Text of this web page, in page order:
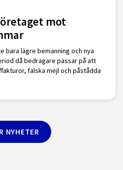
mot
bara lägre bemanning och nya
då bedragare passar på att
falska mejl och påstådda
NYHETER